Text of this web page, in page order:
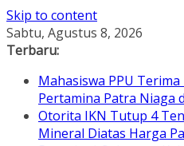
Skip to content
Sabtu, Agustus 8, 2026
Terbaru:
Mahasiswa PPU
Pertamina Patra Niaga
Otorita IKN Tutup 4
Mineral Diatas Harga